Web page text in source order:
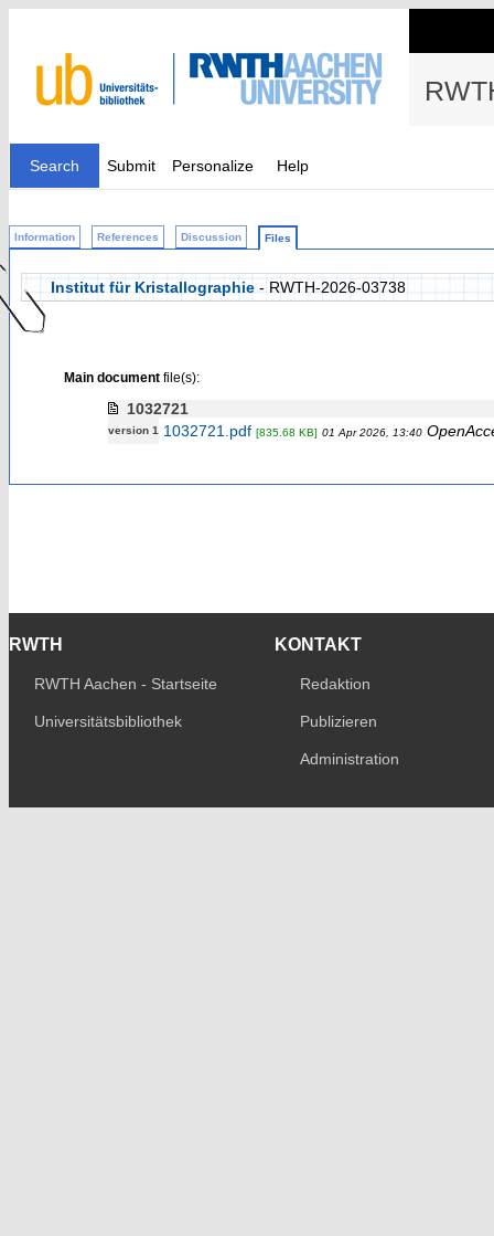
Search Submit Personalize Help
Information References Discussion Files
Institut für Kristallographie - RWTH-2026-03738
Main documentfile(s):
1032721
version 1 1032721.pdf [835.68 KB] 01 Apr 2026, 13:40
RWTH
RWTH Aachen - Startseite
Universitätsbibliothek
KONTAKT
Redaktion
Publizieren
Administration